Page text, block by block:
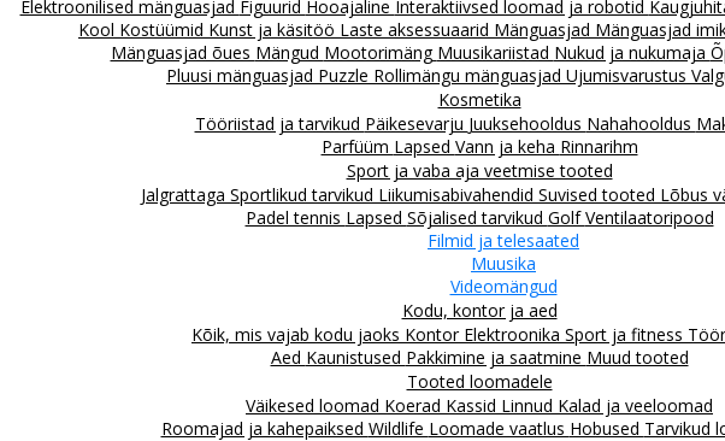
Elektroonilised mänguasjad Figuurid Hooajaline Interaktiivsed loomad ja robotid
Kool Kostüümid Kunst ja käsitöö Laste aksessuaarid Mänguasjad Mänguasjad
Mänguasjad õues Mängud Mootorimäng Muusikariistad Nukud ja nukumaja
Pluusi mänguasjad Puzzle Rollimängu mänguasjad Ujumisvarustus
Kosmetika
Tööriistad ja tarvikud Päikesevarju Juuksehooldus Nahahooldus
Parfüüm Lapsed Vann ja keha Rinnarihm
Sport ja vaba aja veetmise tooted
Jalgrattaga Sportlikud tarvikud Liikumisabivahendid Suvised tooted Lõbus
Padel tennis Lapsed Sõjalised tarvikud GolfVentilaatoripood
Filmid ja telesaated
Muusika
Videomängud
Kodu, kontor ja aed
Kõik, mis vajab kodu jaoks Kontor Elektroonika Sport ja fitness
Aed Kaunistused Pakkimine ja saatmine Muud tooted
Tooted loomadele
Väikesed loomad Koerad Kassid Linnud Kalad ja veeloomad
Roomajad ja kahepaiksed Wildlife Loomade vaatlus Hobused Tarvikud